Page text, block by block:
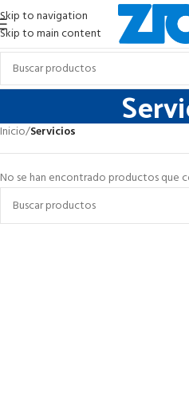
Skip to navigation
Skip to main content
Inicio/Servicios
No se han encontrado productos que